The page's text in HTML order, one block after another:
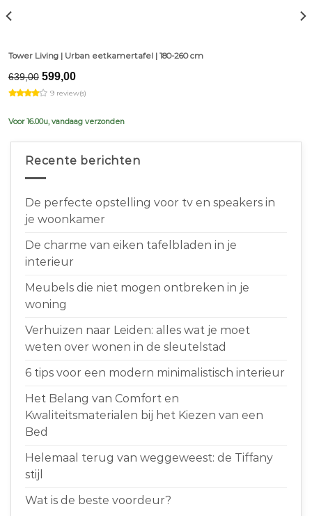
Tower Living | Urban eetkamertafel | 180-260 cm
639,00 Original
price
was:
599,00Current
is:
9 review(s)
Voor 16.00u, vandaag verzonden
Recente berichten
De perfecte opstelling voor tv en speakers in
je woonkamer
De charme van eiken tafelbladen in je
interieur
Meubels die niet mogen ontbreken in je
woning
Verhuizen naar Leiden: alles wat je moet
weten over wonen in de sleutelstad
6 tips voor een modern minimalistisch interieur
Het Belang van Comfort en
Kwaliteitsmaterialen bij het Kiezen van een
Bed
Helemaal terug van weggeweest: de Tiffany
stijl
Wat is de beste voordeur?